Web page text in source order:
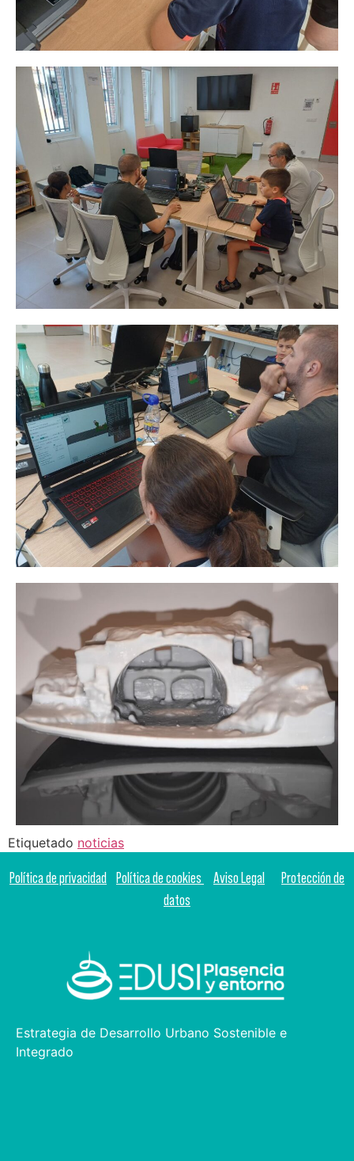
Etiquetado noticias
Política de privacidad Política de cookies Aviso Legal
Protección de
datos
Estrategia de Desarrollo Urbano Sostenible e
Integrado